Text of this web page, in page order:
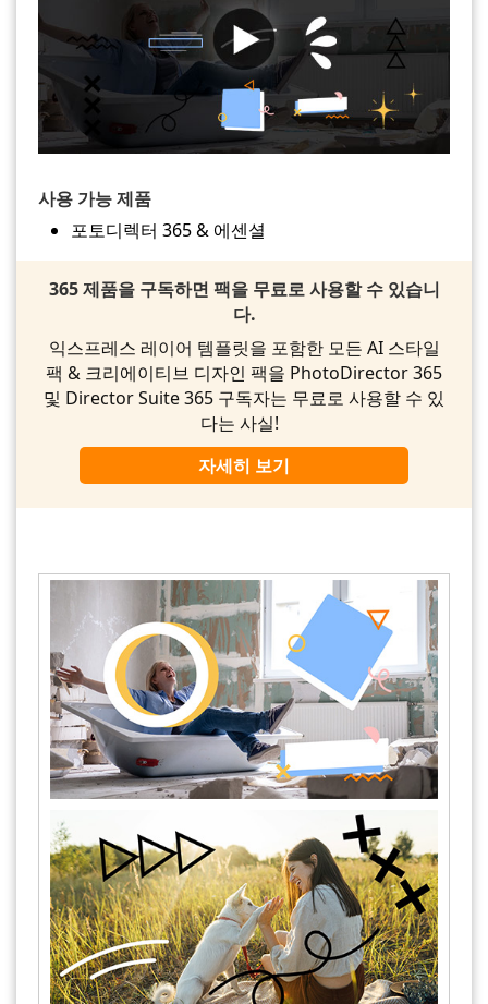
사용 가능 제품
포토디렉터 365 & 에센셜
365 제품을 구독하면 팩을 무료로 사용할 수 있습니
다.
익스프레스 레이어 템플릿을 포함한 모든 AI 스타일
팩 & 크리에이티브 디자인 팩을 PhotoDirector 365
및 Director Suite 365 구독자는 무료로 사용할 수 있
다는 사실!
자세히 보기